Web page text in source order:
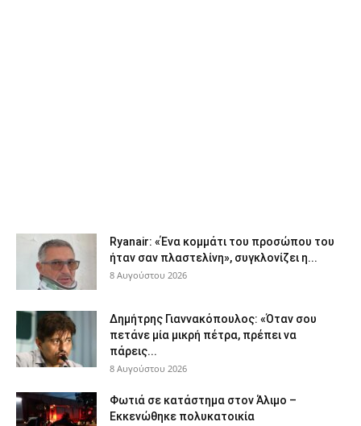
Ryanair: «Ένα κομμάτι του προσώπου του
ήταν σαν πλαστελίνη», συγκλονίζει η...
8 Αυγούστου 2026
Δημήτρης Γιαννακόπουλος: «Όταν σου
πετάνε μία μικρή πέτρα, πρέπει να
πάρεις...
8 Αυγούστου 2026
Φωτιά σε κατάστημα στον Άλιμο –
Εκκενώθηκε πολυκατοικία